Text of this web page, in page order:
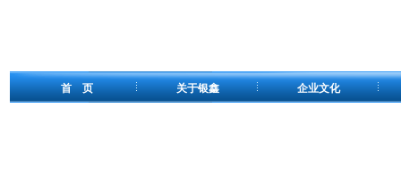
首 页 关于银鑫 企业文化